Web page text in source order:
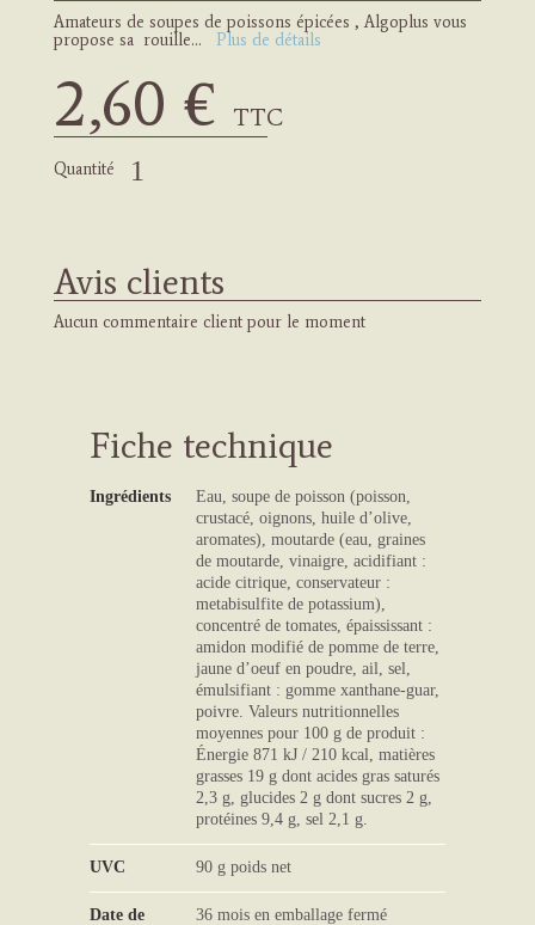
Amateurs de soupes de poissons épicées , Algoplus vous
propose sa rouille...
Plus de détails
2,60 € TTC
Quantité
Avis clients
Aucun commentaire client pour le moment
Fiche technique
Ingrédients
Eau, soupe de poisson (poisson,
crustacé, oignons, huile d’olive,
aromates), moutarde (eau, graines
de moutarde, vinaigre, acidifiant :
acide citrique, conservateur :
metabisulfite de potassium),
concentré de tomates, épaississant :
amidon modifié de pomme de terre,
jaune d’oeuf en poudre, ail, sel,
émulsifiant : gomme xanthane-guar,
poivre. Valeurs nutritionnelles
moyennes pour 100 g de produit :
Énergie 871 kJ / 210 kcal, matières
grasses 19 g dont acides gras saturés
2,3 g, glucides 2 g dont sucres 2 g,
protéines 9,4 g, sel 2,1 g.
UVC 90 g poids net
Date de
36 mois en emballage fermé